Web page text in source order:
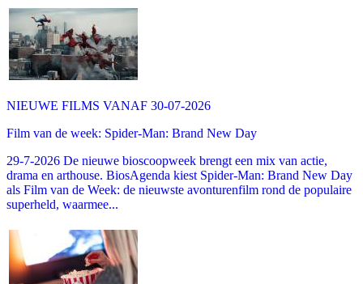
NIEUWE FILMS VANAF 30-07-2026
Film van de week: Spider-Man: Brand New Day
29-7-2026 De nieuwe bioscoopweek brengt een mix van actie,
drama en arthouse. BiosAgenda kiest Spider-Man: Brand New Day
als Film van de Week: de nieuwste avonturenfilm rond de populaire
superheld, waarmee...